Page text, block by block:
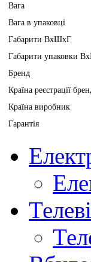
Вага
Вага в упаковці
Габарити ВхШхГ
Габарити упаковки
Бренд
Країна реєстрації
Країна виробник
Гарантія